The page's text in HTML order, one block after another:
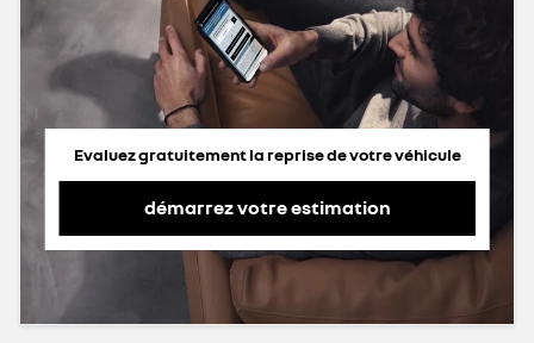
Evaluez gratuitement la reprise de votre véhicule
démarrez votre estimation